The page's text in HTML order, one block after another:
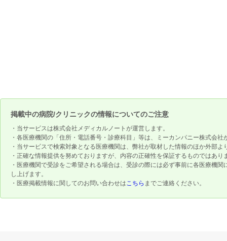
掲載中の病院/クリニックの情報についてのご注意
・当サービスは株式会社メディカルノートが運営します。
・各医療機関の「住所・電話番号・診療科目」等は、ミーカンパニー株式会
・当サービスで検索対象となる医療機関は、弊社が取材した情報のほか外部
・正確な情報提供を努めておりますが、内容の正確性を保証するものではあり
・医療機関で受診をご希望される場合は、受診の際には必ず事前に各医療機
し上げます。
・医療掲載情報に関してのお問い合わせはこちら までご連絡ください。